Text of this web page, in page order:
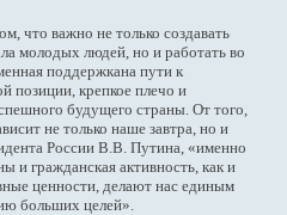
что важно не только создавать
молодых людей, но и работать во
поддержкана пути к
позиции, крепкое плечо и
будущего страны. От того,
не только наше завтра, но и
России В.В. Путина, «именно
и гражданская активность, как и
ценности, делают нас единым
больших целей».